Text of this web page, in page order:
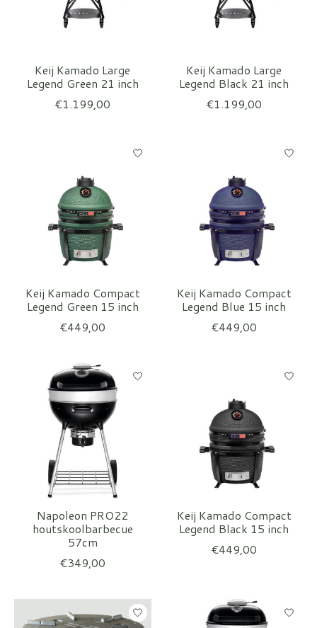
Keij Kamado Large
Legend Green 21 inch
€1.199,00
Keij Kamado Large
Legend Black 21 inch
€1.199,00
Keij Kamado Compact
Legend Green 15 inch
€449,00
Keij Kamado Compact
Legend Blue 15 inch
€449,00
Napoleon PRO22
houtskoolbarbecue
57cm
€349,00
Keij Kamado Compact
Legend Black 15 inch
€449,00